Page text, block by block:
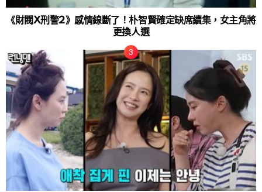
《財閥X刑警2》感情線斷了！朴智賢確定缺席續集，女主角將
更換人選